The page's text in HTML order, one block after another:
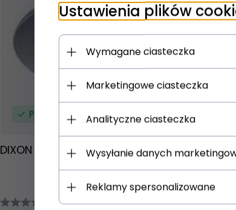
Produkt dostępny! 24 godzin
DIXON PAWS-MCW
(0)
Evans
Ustawienia plików
Wymagane ciasteczka
Marketingowe ciasteczka
Analityczne ciasteczka
Wysyłanie danych
Reklamy spersonalizowane